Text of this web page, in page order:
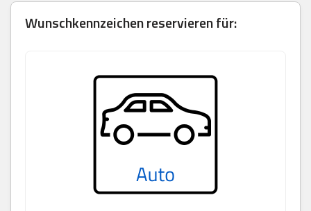
Wunschkennzeichen reservieren für: